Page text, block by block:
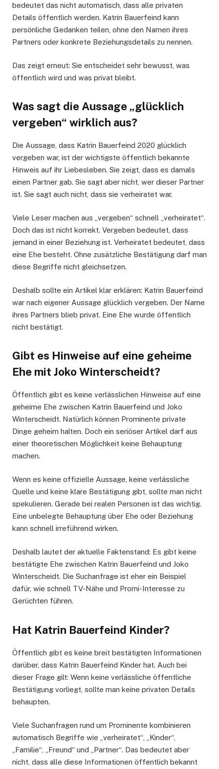
bedeutet das nicht automatisch, dass alle privaten
Details öffentlich werden. Katrin Bauerfeind kann
persönliche Gedanken teilen, ohne den Namen ihres
Partners oder konkrete Beziehungsdetails zu nennen.
Das zeigt erneut: Sie entscheidet sehr bewusst, was
öffentlich wird und was privat bleibt.
Was sagt die Aussage „glücklich
vergeben“ wirklich aus?
Die Aussage, dass Katrin Bauerfeind 2020 glücklich
vergeben war, ist der wichtigste öffentlich bekannte
Hinweis auf ihr Liebesleben. Sie zeigt, dass es damals
einen Partner gab. Sie sagt aber nicht, wer dieser Partner
ist. Sie sagt auch nicht, dass sie verheiratet war.
Viele Leser machen aus „vergeben“ schnell „verheiratet“.
Doch das ist nicht korrekt. Vergeben bedeutet, dass
jemand in einer Beziehung ist. Verheiratet bedeutet, dass
eine Ehe besteht. Ohne zusätzliche Bestätigung darf man
diese Begriffe nicht gleichsetzen.
Deshalb sollte ein Artikel klar erklären: Katrin Bauerfeind
war nach eigener Aussage glücklich vergeben. Der Name
ihres Partners blieb privat. Eine Ehe wurde öffentlich
nicht bestätigt.
Gibt es Hinweise auf eine geheime
Ehe mit Joko Winterscheidt?
Öffentlich gibt es keine verlässlichen Hinweise auf eine
geheime Ehe zwischen Katrin Bauerfeind und Joko
Winterscheidt. Natürlich können Prominente private
Dinge geheim halten. Doch ein seriöser Artikel darf aus
einer theoretischen Möglichkeit keine Behauptung
machen.
Wenn es keine offizielle Aussage, keine verlässliche
Quelle und keine klare Bestätigung gibt, sollte man nicht
spekulieren. Gerade bei realen Personen ist das wichtig.
Eine unbelegte Behauptung über Ehe oder Beziehung
kann schnell irreführend wirken.
Deshalb lautet der aktuelle Faktenstand: Es gibt keine
bestätigte Ehe zwischen Katrin Bauerfeind und Joko
Winterscheidt. Die Suchanfrage ist eher ein Beispiel
dafür, wie schnell TV-Nähe und Promi-Interesse zu
Gerüchten führen.
Hat Katrin Bauerfeind Kinder?
Öffentlich gibt es keine breit bestätigten Informationen
darüber, dass Katrin Bauerfeind Kinder hat. Auch bei
dieser Frage gilt: Wenn keine verlässliche öffentliche
Bestätigung vorliegt, sollte man keine privaten Details
behaupten.
Viele Suchanfragen rund um Prominente kombinieren
automatisch Begriffe wie „verheiratet“, „Kinder“,
„Familie“, „Freund“ und „Partner“. Das bedeutet aber
nicht, dass alle diese Informationen öffentlich bekannt